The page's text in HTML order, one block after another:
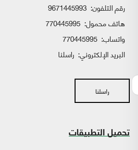
رقم التلفون: 9671445993
هاتف محمول: 770445995
واتساب:
البريد الإلكتروني: راسلنا
راسلنا
تحميل التطبيقات